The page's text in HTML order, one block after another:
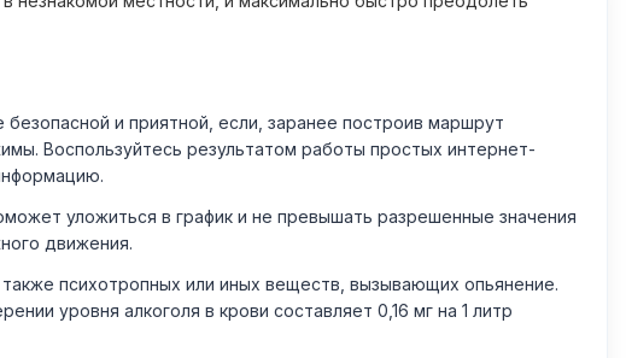
и приятной, если, заранее построив маршрут
Воспользуйтесь результатом работы простых интернет-
уложиться в график и не превышать разрешенные значения
движения.
психотропных или иных веществ, вызывающих опьянение.
уровня алкоголя в крови составляет 0,16 мг на 1 литр